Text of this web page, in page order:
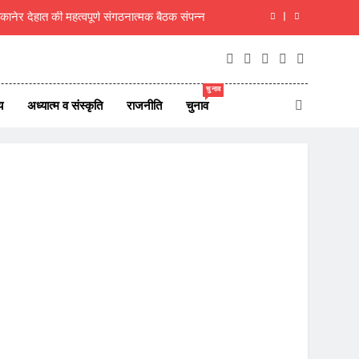
-राष्ट्रीय मुंशी प्रेमचंद साहित्य रत्न सम्मान
आयोजित, 9 अगस्त को चलेगा सदस्यता अभियान
अध्यात्म व संस्कृति राजनीति चुनाव
चुनाव